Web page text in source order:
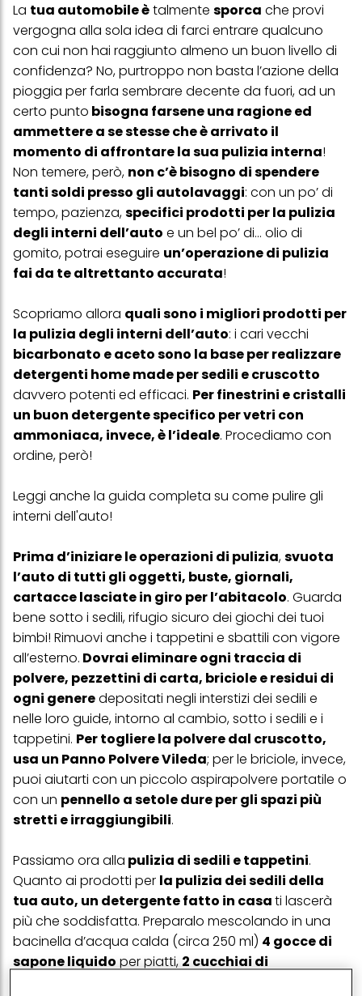
La tua automobile ètalmente sporca che provi
vergogna alla sola idea di farci entrare qualcuno
con cui non hai raggiunto almeno un buon livello di
confidenza? No, purtroppo non basta l’azione della
pioggia per farla sembrare decente da fuori, ad un
certo punto bisogna farsene una ragione ed
ammettere a se stesse che è arrivato il
momento di affrontare la sua pulizia interna!
Non temere, però, non c’è bisogno di spendere
tanti soldi presso gli autolavaggi: con un po’ di
tempo, pazienza,specifici prodotti per la pulizia
degli interni dell’auto e un bel po’ di… olio di
gomito, potrai eseguire un’operazione di pulizia
fai da te altrettanto accurata!
Scopriamo allora quali sono i migliori prodotti per
la pulizia degli interni dell’auto: i cari vecchi
bicarbonato e aceto sono la base per realizzare
detergenti home made per sedili e cruscotto
davvero potenti ed efficaci. Per finestrini e cristalli
un buon detergente specifico per vetri con
ammoniaca, invece, è l’ideale. Procediamo con
ordine, però!
Leggi anche la guida completa su come pulire gli
interni dell'auto!
Prima d’iniziare le operazioni di pulizia,svuota
l’auto di tutti gli oggetti, buste, giornali,
cartacce lasciate in giro per l’abitacolo. Guarda
bene sotto i sedili, rifugio sicuro dei giochi dei tuoi
bimbi! Rimuovi anche i tappetini e sbattili con vigore
all’esterno. Dovrai eliminare ogni traccia di
polvere, pezzettini di carta, briciole e residui di
ogni generedepositati negli interstizi dei sedili e
nelle loro guide, intorno al cambio, sotto i sedili e i
tappetini. Per togliere la polvere dal cruscotto,
usa un Panno Polvere Vileda; per le briciole, invece,
puoi aiutarti con un piccolo aspirapolvere portatile o
con un pennello a setole dure per gli spazi più
stretti e irraggiungibili.
Passiamo ora alla pulizia di sedili e tappetini.
Quanto ai prodotti per la pulizia dei sedili della
tua auto, un detergente fatto in casati lascerà
più che soddisfatta. Preparalo mescolando in una
bacinella d’acqua calda (circa 250 ml) 4 gocce di
sapone liquido per piatti, 2 cucchiai di